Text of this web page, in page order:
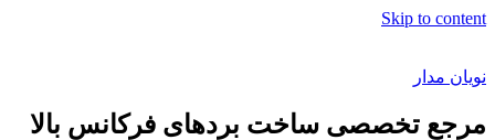
Skip to content
نویان مدار
مرجع تخصصی ساخت بردهای فرکانس بالا